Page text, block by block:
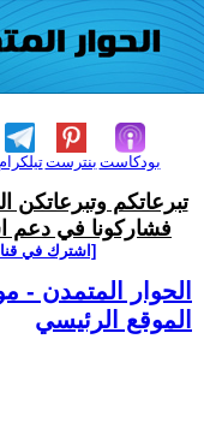
تيلكرامبنترست بودكاست
تبرعاتكم وتبرعاتكن
فشاركونا في دعم
[اشترك في
الحوار المتمدن -
الموقع الرئيسي